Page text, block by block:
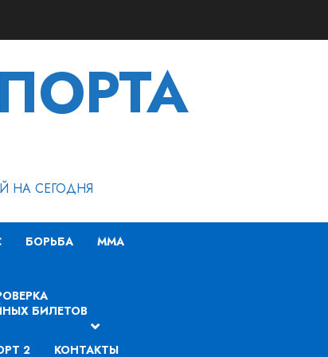
НА СЕГОДНЯ
БОРЬБА MMA
БИЛЕТОВ
2 КОНТАКТЫ